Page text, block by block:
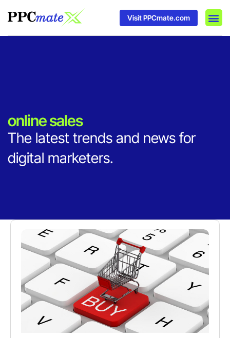
Visit PPCmate.com
online sales
The latest trends and news for
digital marketers.